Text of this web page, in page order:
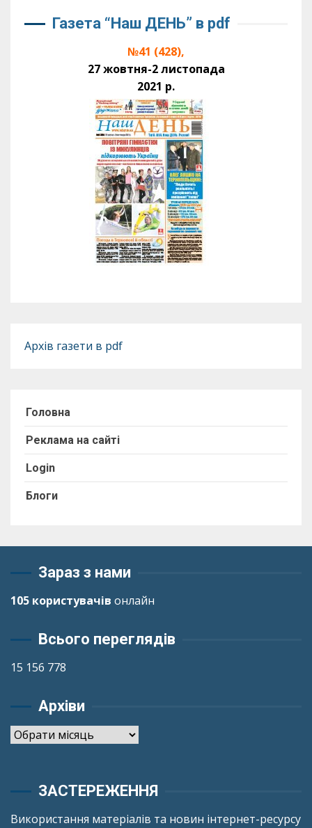
Газета “Наш ДЕНЬ” в pdf
№41 (428),
27 жовтня-2 листопада
2021 р.
Архів газети в pdf
Головна
Реклама на сайті
Login
Блоги
Зараз з нами
105 користувачів онлайн
Всього переглядів
15 156 778
Архіви
Архіви
ЗАСТЕРЕЖЕННЯ
Використання матеріалів та новин інтернет-ресурсу